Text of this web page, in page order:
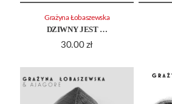
DZIWNY JEST …
30.00 zł
Grażyna Łobaszewska